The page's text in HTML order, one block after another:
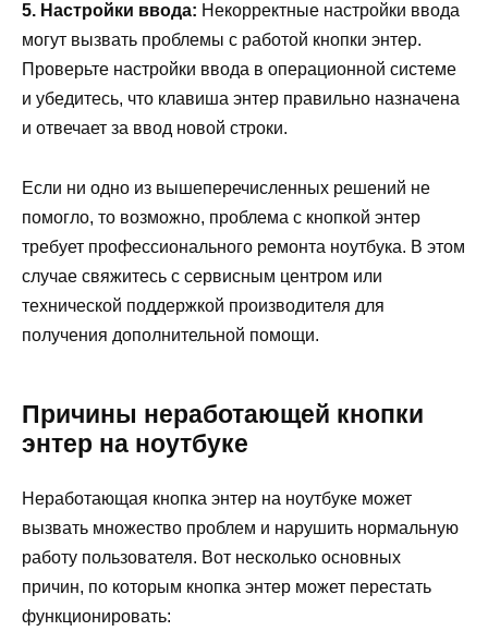
5. Настройки ввода: Некорректные настройки ввода
могут вызвать проблемы с работой кнопки энтер.
Проверьте настройки ввода в операционной системе
и убедитесь, что клавиша энтер правильно назначена
и отвечает за ввод новой строки.
Если ни одно из вышеперечисленных решений не
помогло, то возможно, проблема с кнопкой энтер
требует профессионального ремонта ноутбука. В этом
случае свяжитесь с сервисным центром или
технической поддержкой производителя для
получения дополнительной помощи.
Причины неработающей кнопки
энтер на ноутбуке
Неработающая кнопка энтер на ноутбуке может
вызвать множество проблем и нарушить нормальную
работу пользователя. Вот несколько основных
причин, по которым кнопка энтер может перестать
функционировать: